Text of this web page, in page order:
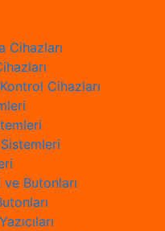
Cihazları
Cihazları
Butonları